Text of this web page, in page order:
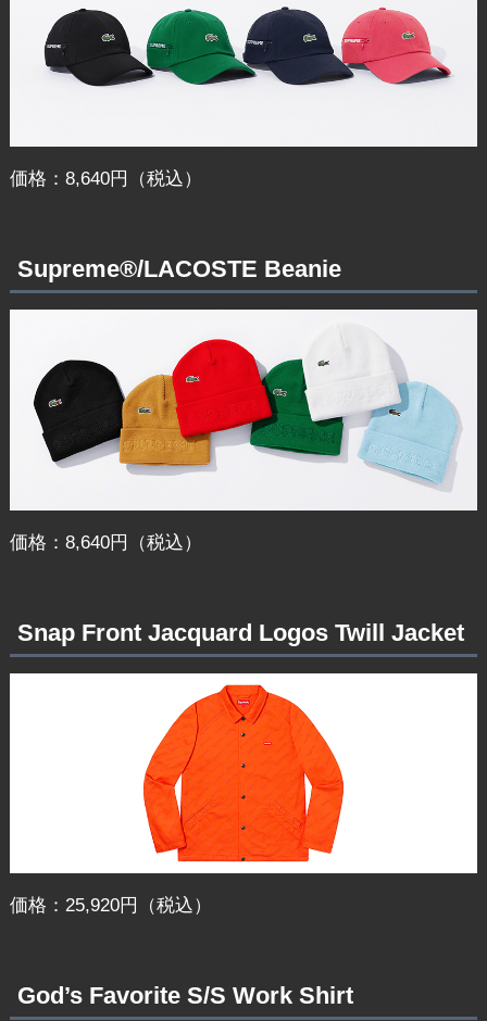
価格：8,640円（税込）
Supreme®/LACOSTE Beanie
価格：8,640円（税込）
Snap Front Jacquard Logos Twill Jacket
価格：25,920円（税込）
God’s Favorite S/S Work Shirt